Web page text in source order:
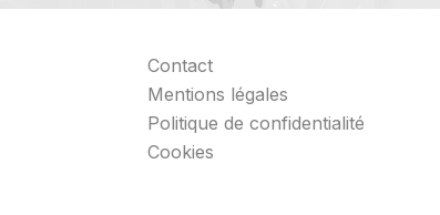
Contact
Mentions légales
Politique de confidentialité
Cookies